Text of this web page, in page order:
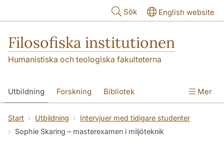
Sök English website
Filosofiska institutionen
Humanistiska och teologiska fakulteterna
Utbildning Forskning Bibliotek
Personal Kontakt Institutionen
Mer
Start Utbildning
Intervjuer med tidigare studenter
Sophie Skaring – masterexamen i miljöteknik